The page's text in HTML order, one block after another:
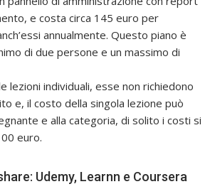
e costa circa 145 euro per
annualmente. Questo piano è
di due persone e un massimo di
lezioni individuali, esse non richiedono
e, il costo della singola lezione può
e alla categoria, di solito i costi si
euro.
Udemy, Learnn e Coursera